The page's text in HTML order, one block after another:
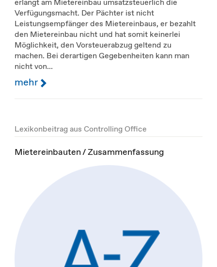
Verfügungsmacht. Der Pächter ist nicht
Leistungsempfänger des Mietereinbaus, er bezahlt
den Mietereinbau nicht und hat somit keinerlei
Möglichkeit, den Vorsteuerabzug geltend zu
machen. Bei derartigen Gegebenheiten kann man
nicht von...
mehr
Lexikonbeitrag aus Controlling Office
Mietereinbauten / Zusammenfassung